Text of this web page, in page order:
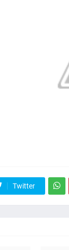
Twitter